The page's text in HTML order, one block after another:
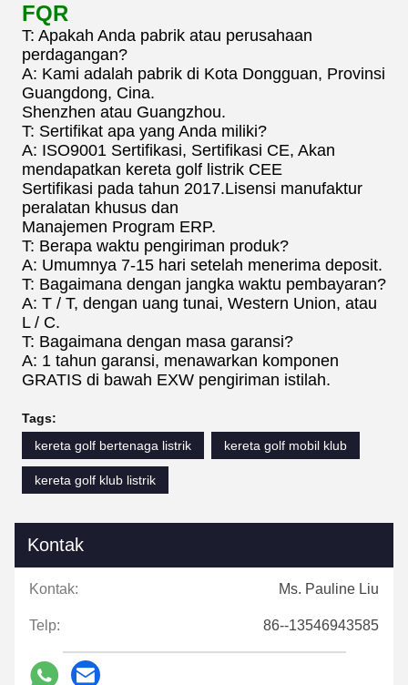
FQR
T: Apakah Anda pabrik atau perusahaan
perdagangan?
A: Kami adalah pabrik di Kota Dongguan, Provinsi
Guangdong, Cina.
Shenzhen atau Guangzhou.
T: Sertifikat apa yang Anda miliki?
A: ISO9001 Sertifikasi, Sertifikasi CE, Akan
mendapatkan kereta golf listrik CEE
Sertifikasi pada tahun 2017.Lisensi manufaktur
peralatan khusus dan
Manajemen Program ERP.
T: Berapa waktu pengiriman produk?
A: Umumnya 7-15 hari setelah menerima deposit.
T: Bagaimana dengan jangka waktu pembayaran?
A: T / T, dengan uang tunai, Western Union, atau
L / C.
T: Bagaimana dengan masa garansi?
A: 1 tahun garansi, menawarkan komponen
GRATIS di bawah EXW pengiriman istilah.
Tags:
kereta golf bertenaga listrik
kereta golf mobil klub
kereta golf klub listrik
Kontak
Kontak: Ms. Pauline Liu
Telp: 86--13546943585